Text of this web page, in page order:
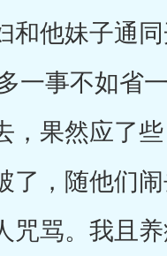
和他妹子通
事不如省一
，果然应了
了，随他们
咒骂。我且